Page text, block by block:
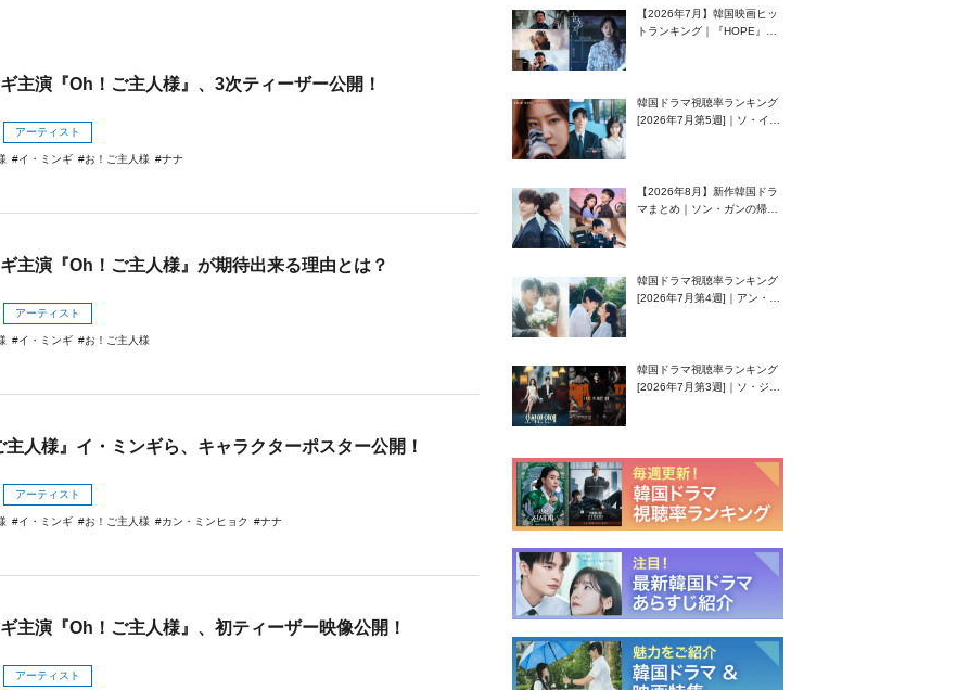
主演『Oh！ご主人様』、3次ティーザー公開！
アーティスト
イ・ミンギ お！ご主人様 ナナ
主演『Oh！ご主人様』が期待出来る理由とは？
アーティスト
イ・ミンギ お！ご主人様
主人様』イ・ミンギら、キャラクターポスター公開！
アーティスト
イ・ミンギ お！ご主人様 カン・ミンヒョク ナナ
主演『Oh！ご主人様』、初ティーザー映像公開！
アーティスト
【2026年7月】韓国映画ヒッ
トランキング｜『HOPE』が
韓国ドラマ視聴率ランキング
[2026年7月第5週]｜ソ・イン
【2026年8月】新作韓国ドラ
マまとめ｜ソン・ガンの帰
韓国ドラマ視聴率ランキング
[2026年7月第4週]｜アン・ヒ
韓国ドラマ視聴率ランキング
[2026年7月第3週]｜ソ・ジソ